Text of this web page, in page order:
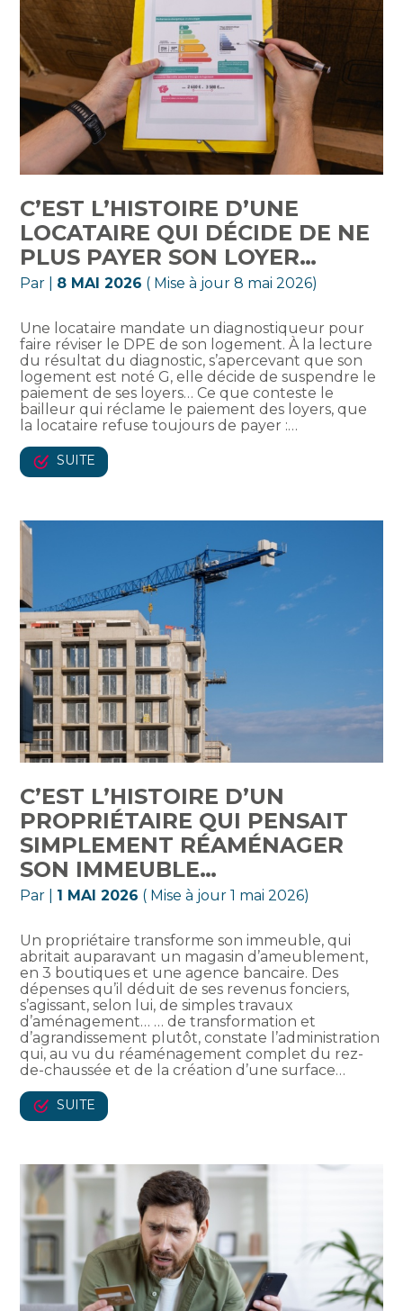
C’EST L’HISTOIRE D’UNE
LOCATAIRE QUI DÉCIDE DE NE
PLUS PAYER SON LOYER…
Par 8 MAI 2026 ( Mise à jour 8 mai 2026)
Une locataire mandate un diagnostiqueur pour
faire réviser le DPE de son logement. À la lecture
du résultat du diagnostic, s’apercevant que son
logement est noté G, elle décide de suspendre le
paiement de ses loyers… Ce que conteste le
bailleur qui réclame le paiement des loyers, que
la locataire refuse toujours de payer :…
SUITE
C’EST L’HISTOIRE D’UN
PROPRIÉTAIRE QUI PENSAIT
SIMPLEMENT RÉAMÉNAGER
SON IMMEUBLE…
Par 1 MAI 2026 ( Mise à jour 1 mai 2026)
Un propriétaire transforme son immeuble, qui
abritait auparavant un magasin d’ameublement,
en 3 boutiques et une agence bancaire. Des
dépenses qu’il déduit de ses revenus fonciers,
s’agissant, selon lui, de simples travaux
d’aménagement… … de transformation et
d’agrandissement plutôt, constate l’administration
qui, au vu du réaménagement complet du rez-
de-chaussée et de la création d’une surface…
SUITE